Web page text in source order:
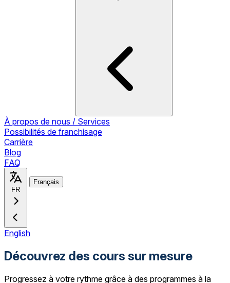
À propos de nous / Services
Possibilités de franchisage
Carrière
Blog
FAQ
FR
Français
English
Découvrez des cours sur mesure
Progressez à votre rythme grâce à des programmes à la